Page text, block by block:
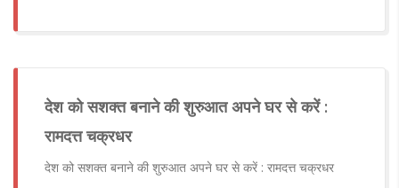
देश को सशक्त बनाने की शुरुआत अपने घर से करें :
रामदत्त चक्रधर
देश को सशक्त बनाने की शुरुआत अपने घर से करें : रामदत्त चक्रधर